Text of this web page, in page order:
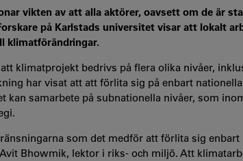
vikten av att alla aktörer, oavsett om de är
på Karlstads universitet visar att lokalt
klimatförändringar.
klimatprojekt bedrivs på flera olika nivåer,
har visat att att förlita sig på enbart
kan samarbete på subnationella nivåer, som
som det medför att förlita sig enbart
Bhowmik, lektor i riks- och miljö. Att